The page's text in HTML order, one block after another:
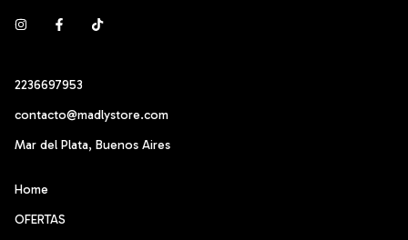
2236697953
contacto@madlystore.com
Mar del Plata, Buenos Aires
Home
OFERTAS